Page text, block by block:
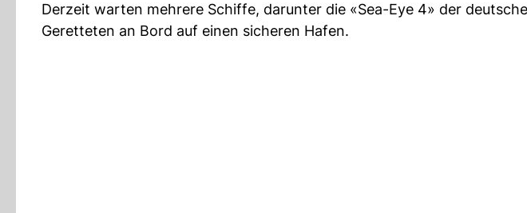
Derzeit warten mehrere Schiffe, darunter die «Sea-Eye 4» der
Geretteten an Bord auf einen sicheren Hafen.